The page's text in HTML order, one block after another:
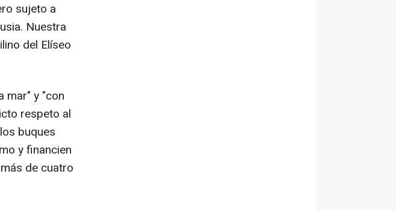
sujeto a
Nuestra
del Elíseo
mar" y "con
respeto al
buques
y financien
de cuatro